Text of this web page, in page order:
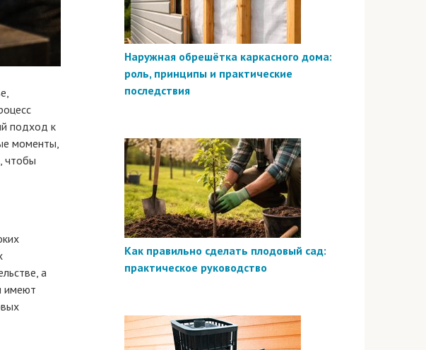
подход к
моменты,
чтобы
а
имеют
Наружная обрешётка каркасного дома:
роль, принципы и практические
последствия
Как правильно сделать плодовый сад:
практическое руководство